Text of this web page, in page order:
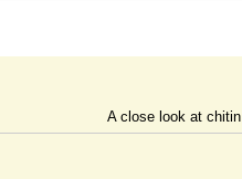
A close look at chitin